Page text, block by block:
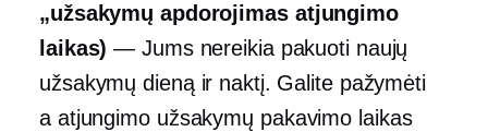
„užsakymų apdorojimas atjungimo
laikas) — Jums nereikia pakuoti naujų
užsakymų dieną ir naktį. Galite pažymėti
a atjungimoužsakymų pakavimo laikas